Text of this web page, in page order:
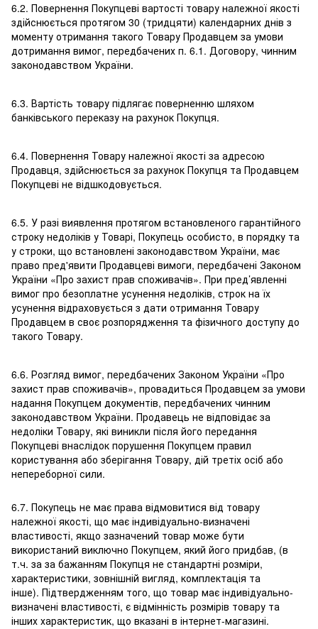
6.2. Повернення Покупцеві вартості товару належної якості
здійснюється протягом 30 (тридцяти) календарних днів з
моменту отримання такого Товару Продавцем за умови
дотримання вимог, передбачених п. 6.1. Договору, чинним
законодавством України.
6.3. Вартість товару підлягає поверненню шляхом
банківського переказу на рахунок Покупця.
6.4. Повернення Товару належної якості за адресою
Продавця, здійснюється за рахунок Покупця та Продавцем
Покупцеві не відшкодовується.
6.5. У разі виявлення протягом встановленого гарантійного
строку недоліків у Товарі, Покупець особисто, в порядку та
у строки, що встановлені законодавством України, має
право пред'явити Продавцеві вимоги, передбачені Законом
України «Про захист прав споживачів». При пред’явленні
вимог про безоплатне усунення недоліків, строк на їх
усунення відраховується з дати отримання Товару
Продавцем в своє розпорядження та фізичного доступу до
такого Товару.
6.6. Розгляд вимог, передбачених Законом України «Про
захист прав споживачів», провадиться Продавцем за умови
надання Покупцем документів, передбачених чинним
законодавством України. Продавець не відповідає за
недоліки Товару, які виникли після його передання
Покупцеві внаслідок порушення Покупцем правил
користування або зберігання Товару, дій третіх осіб або
непереборної сили.
6.7. Покупець не має права відмовитися від товару
належної якості, що має індивідуально-визначені
властивості, якщо зазначений товар може бути
використаний виключно Покупцем, який його придбав, (в
т.ч. за за бажанням Покупця не стандартні розміри,
характеристики, зовнішній вигляд, комплектація та
інше). Підтвердженням того, що товар має індивідуально-
визначені властивості, є відмінність розмірів товару та
інших характеристик, що вказані в інтернет-магазині.